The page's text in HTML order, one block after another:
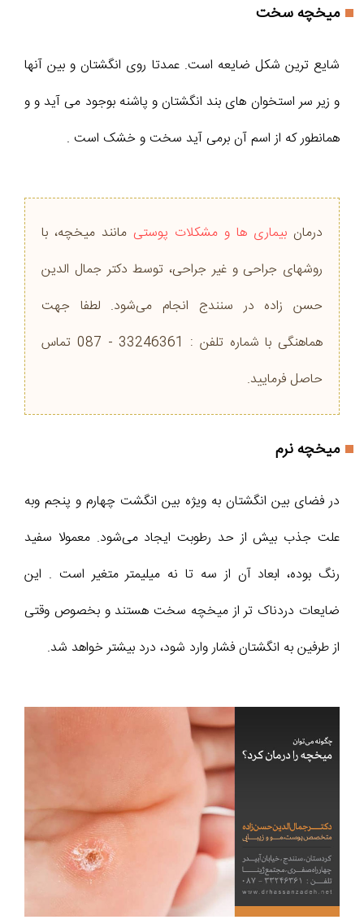
میخچه سخت
شایع ترین شکل ضایعه است. عمدتا روی انگشتان و بین آنها
و زیر سر استخوان های بند انگشتان و پاشنه بوجود می آید و و
همانطور که از اسم آن برمی آید سخت و خشک است .
درمان بیماری ها و مشکلات پوستی مانند میخچه، با
روشهای جراحی و غیر جراحی، توسط دکتر جمال الدین
حسن زاده در سنندج انجام می‌شود. لطفا جهت
هماهنگی با شماره تلفن : 33246361 - 087 تماس
حاصل فرمایید.
میخچه نرم
در فضای بین انگشتان به ویژه بین انگشت چهارم و پنجم وبه
علت جذب بیش از حد رطوبت ایجاد می‌شود. معمولا سفید
رنگ بوده، ابعاد آن از سه تا نه میلیمتر متغیر است . این
ضایعات دردناک تر از میخچه سخت هستند و بخصوص وقتی
از طرفین به انگشتان فشار وارد شود، درد بیشتر خواهد شد.